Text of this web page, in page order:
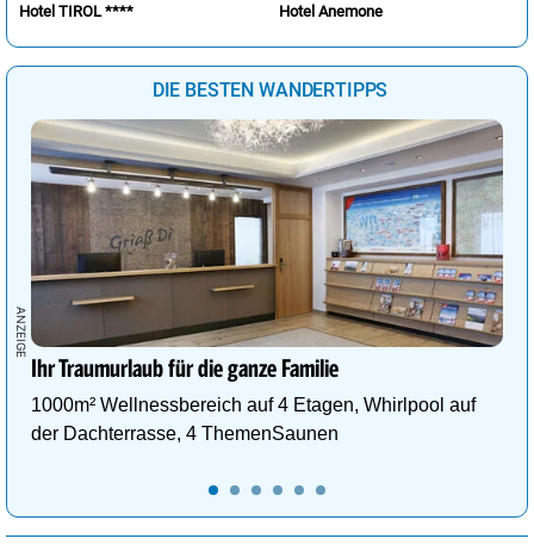
Hotel TIROL **** Hotel Anemone
DIE BESTEN WANDERTIPPS
Ihr Traumurlaub für die ganze Familie
1000m² Wellnessbereich auf 4 Etagen, Whirlpool auf
der Dachterrasse, 4 ThemenSaunen